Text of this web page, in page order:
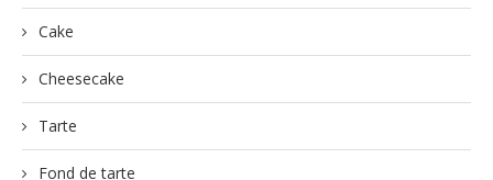
Cake
Cheesecake
Tarte
Fond de tarte